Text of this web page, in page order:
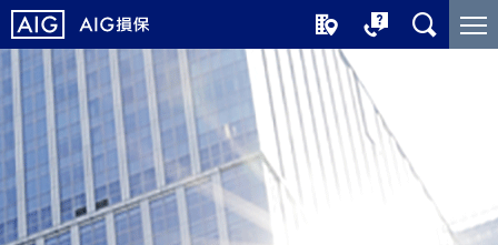
メ
イ
ン
コ
ン
テ
ン
ツ
に
こ
こ
か
ら
メ
イ
ン
コ
ン